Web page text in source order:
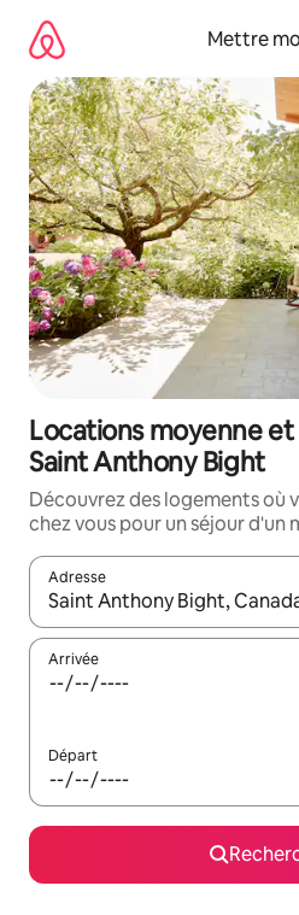
directement
contenu
Mettre
Locations moyenne
Saint Anthony Bight
Découvrez des logements où
chez vous pour un séjour d'un
Adresse
Lorsque les résultats
Arrivée
Départ